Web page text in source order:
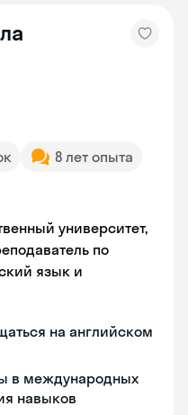
8 лет опыта
университет,
по
язык и
на английском
в международных
навыков